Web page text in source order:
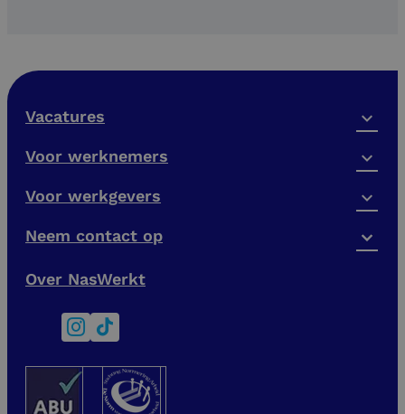
Vacatures
Voor werknemers
Voor werkgevers
Neem contact op
Over NasWerkt